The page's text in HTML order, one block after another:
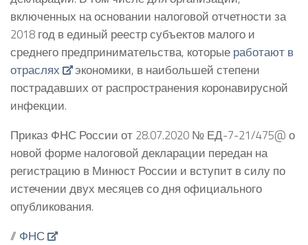
включенных на основании налоговой отчетности за
2018 год в единый реестр субъектов малого и
среднего предпринимательства, которые работают в
отраслях
экономики, в наибольшей степени
пострадавших от распространения коронавирусной
инфекции.
Приказ ФНС России от 28.07.2020 № ЕД-7-21/475@ о
новой форме налоговой декларации передан на
регистрацию в Минюст России и вступит в силу по
истечении двух месяцев со дня официального
опубликования.
// ФНС